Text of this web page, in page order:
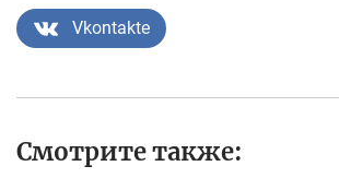
Vkontakte
Смотрите также: